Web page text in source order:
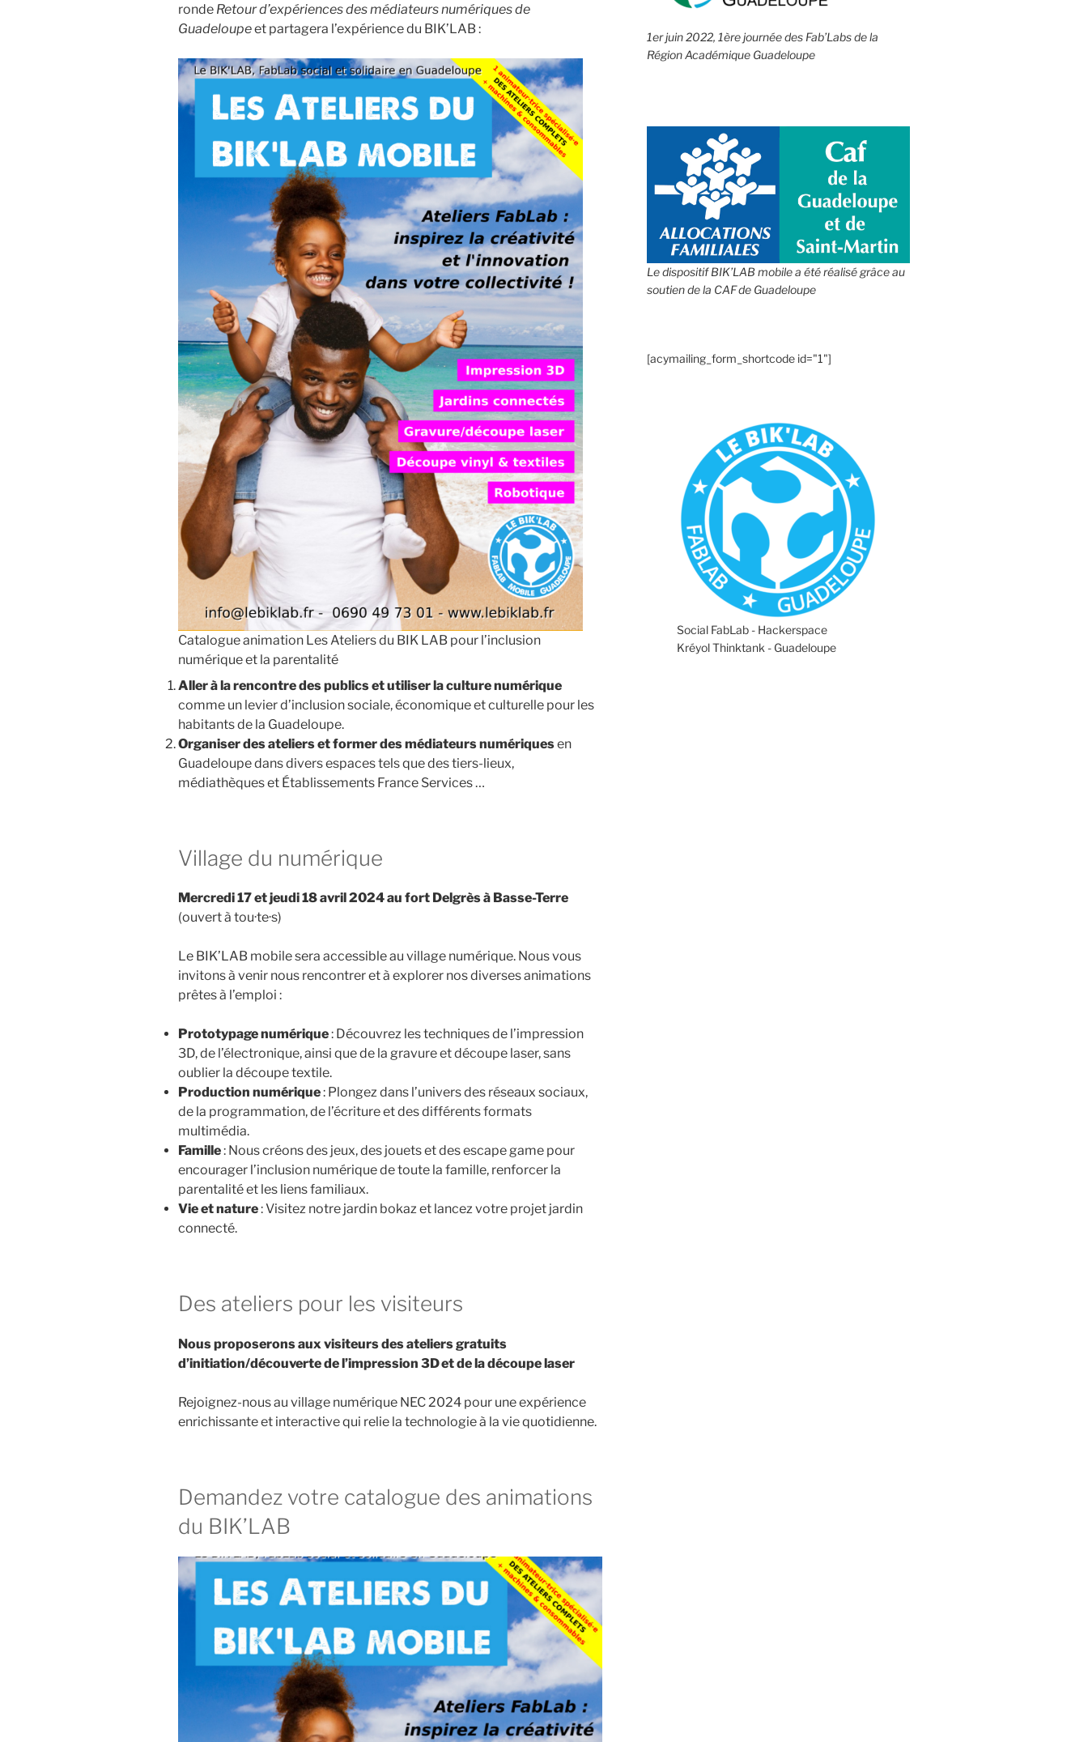
ronde Retour d’expériences des médiateurs numériques de
Guadeloupeet partagera l’expérience du BIK’LAB :
Catalogue animation Les Ateliers du BIK LAB pour l’inclusion
numérique et la parentalité
Aller à la rencontre des publics et utiliser la culture numérique
comme un levier d’inclusion sociale, économique et culturelle pour les
habitants de la Guadeloupe.
Organiser des ateliers et former des médiateurs numériquesen
Guadeloupe dans divers espaces tels que des tiers-lieux,
médiathèques et Établissements France Services …
Village du numérique
Mercredi 17 et jeudi 18 avril 2024 au fort Delgrès à Basse-Terre
(ouvert à tou·te·s)
Le BIK’LAB mobile sera accessible au village numérique. Nous vous
invitons à venir nous rencontrer et à explorer nos diverses animations
prêtes à l’emploi :
Prototypage numérique: Découvrez les techniques de l’impression
3D, de l’électronique, ainsi que de la gravure et découpe laser, sans
oublier la découpe textile.
Production numérique: Plongez dans l’univers des réseaux sociaux,
de la programmation, de l’écriture et des différents formats
multimédia.
Famille: Nous créons des jeux, des jouets et des escape game pour
encourager l’inclusion numérique de toute la famille, renforcer la
parentalité et les liens familiaux.
Vie et nature: Visitez notre jardin bokaz et lancez votre projet jardin
connecté.
Des ateliers pour les visiteurs
Nous proposerons aux visiteurs des ateliers gratuits
d’initiation/découverte de l’impression 3D et de la découpe laser
Rejoignez-nous au village numérique NEC 2024 pour une expérience
enrichissante et interactive qui relie la technologie à la vie quotidienne.
Demandez votre catalogue des animations
du BIK’LAB
1er juin 2022, 1ère journée des Fab’Labs de la
Région Académique Guadeloupe
Le dispositif BIK’LAB mobile a été réalisé grâce au
soutien de la CAF de Guadeloupe
[acymailing_form_shortcode id="1"]
Social FabLab - Hackerspace
Kréyol Thinktank - Guadeloupe